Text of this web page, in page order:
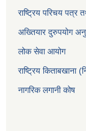
राष्ट्रिय परिचय पत्र
अख्तियार दुरुपयोग
लोक सेवा आयोग
राष्ट्रिय किताबखाना
नागरिक लगानी कोष